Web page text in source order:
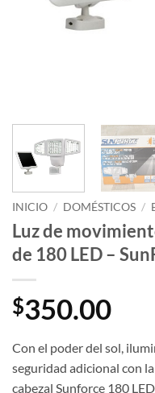
INICIO / DOMÉSTICOS /
Luz de
de 180 LED –
$350.00
Con el poder del sol,
seguridad adicional con
cabezal Sunforce 180